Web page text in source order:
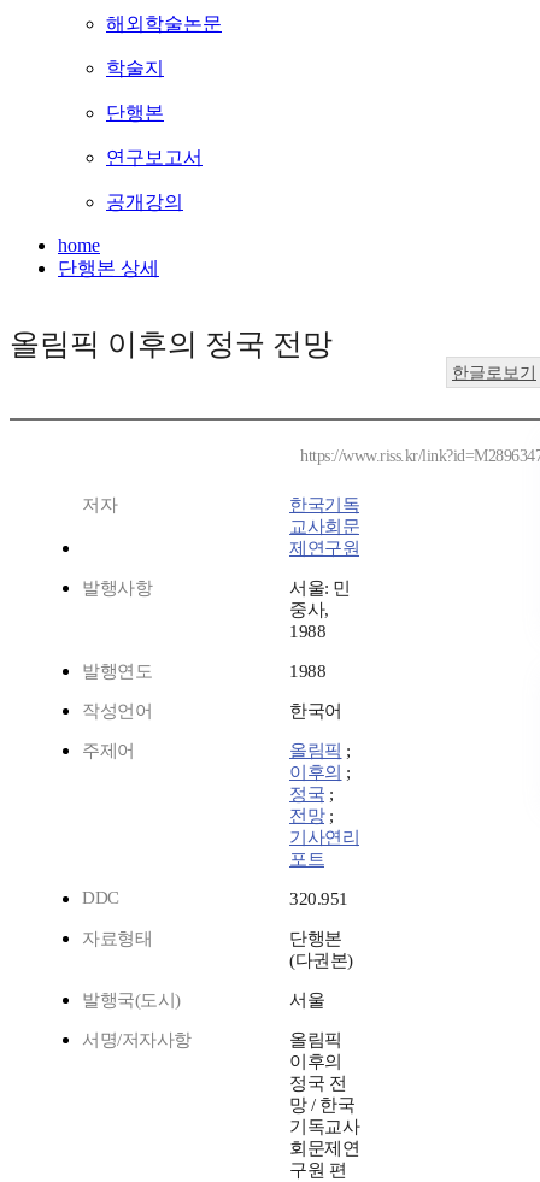
해외학술논문
학술지
단행본
연구보고서
공개강의
home
단행본 상세
올림픽 이후의 정국 전망
한글로보기
https://www.riss.kr/
저자
한국기독
교사회문
제연구원
발행사항
서울: 민
중사,
1988
발행연도 1988
작성언어 한국어
주제어 올림픽 ;
이후의 ;
정국 ;
전망;
기사연리
포트
DDC
320.951
자료형태
단행본
(다권본)
발행국(도시) 서울
서명/저자사항
올림픽
이후의
정국 전
망 / 한국
기독교사
회문제연
구원 편